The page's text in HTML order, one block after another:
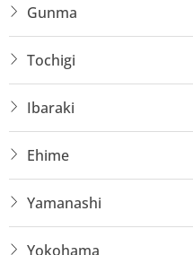
Gunma
Tochigi
Ibaraki
Ehime
Yamanashi
Yokohama